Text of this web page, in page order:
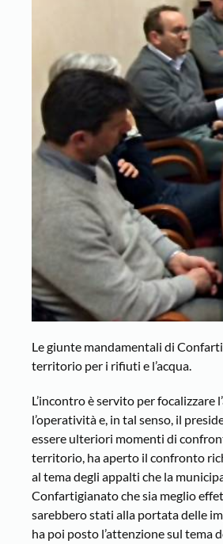
Le giunte mandamentali di
territorio per i rifiuti e l’acqua.
L’incontro è servito per
l’operatività e, in tal senso, il
essere ulteriori momenti di
territorio, ha aperto il confronto
al tema degli appalti che la
Confartigianato che sia meglio
sarebbero stati alla portata delle
ha poi posto l’attenzione sul tema